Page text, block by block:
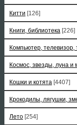
Китти [126]
Книги, библиотека [226]
Компьютер,
Космос, звезды, луна и
Кошки и котята [4407]
Крокодилы, лягушки,
Лето [254]